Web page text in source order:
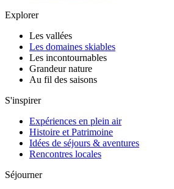
Explorer
Les vallées
Les domaines skiables
Les incontournables
Grandeur nature
Au fil des saisons
S'inspirer
Expériences en plein air
Histoire et Patrimoine
Idées de séjours & aventures
Rencontres locales
Séjourner